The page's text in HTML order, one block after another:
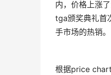
内，价格上涨
tga颁奖典礼首
手市场的热销。
根据price